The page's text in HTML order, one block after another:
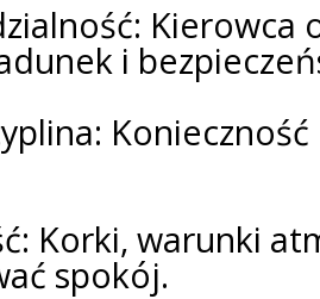
Kierowca
i
Korki, warunki
spokój.